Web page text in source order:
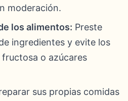
moderación.
los alimentos: Preste
ingredientes y evite los
o azúcares
sus propias comidas